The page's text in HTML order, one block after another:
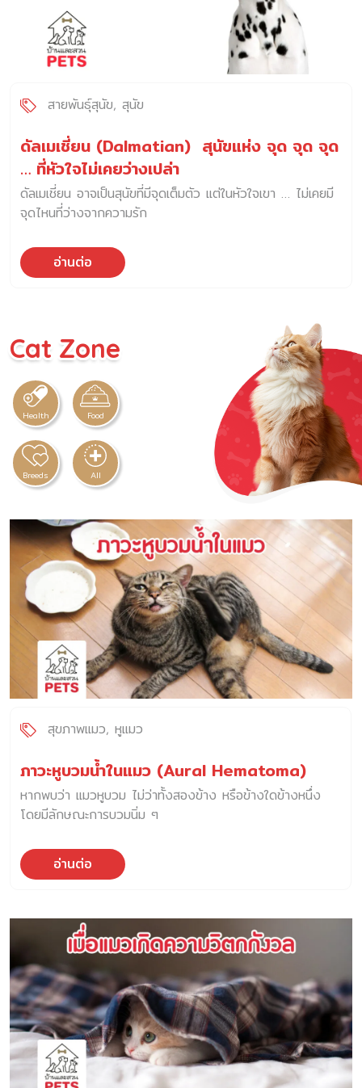
สายพันธุ์สุนัข สุนัข
ดัลเมเชี่ยน (Dalmatian) สุนัขแห่ง จุด จุด จุด
… ที่หัวใจไม่เคยว่างเปล่า
ดัลเมเชี่ยน อาจเป็นสุนัขที่มีจุดเต็มตัว แต่ในหัวใจเขา … ไม่เคยมี
จุดไหนที่ว่างจากความรัก
อ่านต่อ
Cat Zone
Health Food
Breeds All
สุขภาพแมว หูแมว
ภาวะหูบวมน้ำในแมว (Aural Hematoma)
หากพบว่า แมวหูบวม ไม่ว่าทั้งสองข้าง หรือข้างใดข้างหนึ่ง
โดยมีลักษณะการบวมนิ่ม ๆ
อ่านต่อ